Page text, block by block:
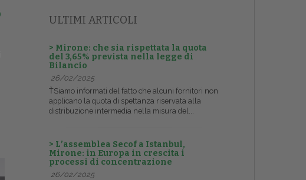
ULTIMI ARTICOLI
> Mirone: che sia rispettata la quota
del 3,65% prevista nella legge di
Bilancio
26/02/2025
ŤSiamo informati del fatto che alcuni fornitori non
applicano la quota di spettanza riservata alla
distribuzione intermedia nella misura del...
> L’assemblea Secof a Istanbul,
Mirone: in Europa in crescita i
processi di concentrazione
26/02/2025